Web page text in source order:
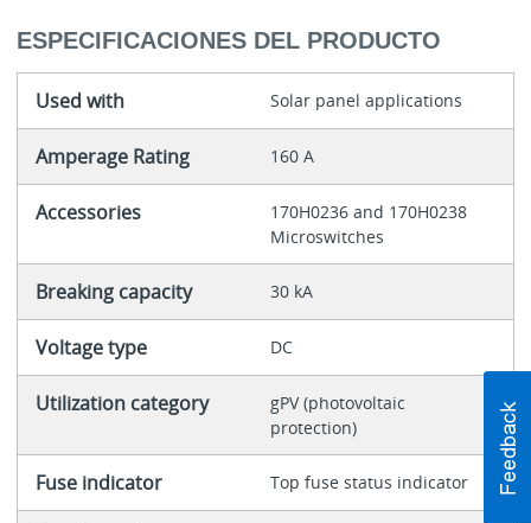
ESPECIFICACIONES DEL PRODUCTO
Used with Solar panel applications
Amperage Rating 160 A
Accessories
170H0236 and 170H0238
Microswitches
Breaking capacity 30 kA
Voltage type DC
Utilization category
gPV (photovoltaic
protection)
Fuse indicator Top fuse status indicator